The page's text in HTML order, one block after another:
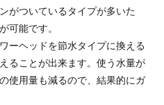
がついているタイプが多いた
可能です。
ーヘッドを節水タイプに換える
ることが出来ます。使う水量が
使用量も減るので、結果的にガ